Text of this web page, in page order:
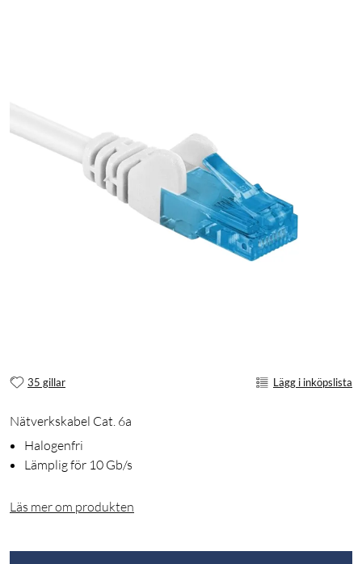
35 gillar Lägg i inköpslista
Nätverkskabel Cat. 6a
Halogenfri
Lämplig för 10 Gb/s
Läs mer om produkten